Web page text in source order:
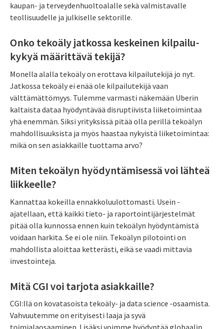
kaupan- ja terveydenhuoltoalalle sekä valmistavalle
teollisuudelle ja julkiselle sektorille.
Onko tekoäly jatkossa ­keskeinen kilpailu­
kykyä määrittävä tekijä?
Monella alalla tekoäly on erottava kilpailutekijä jo nyt.
Jatkossa tekoäly ei enää ole kilpailutekijä vaan
välttämättömyys. Tulemme varmasti näkemään Uberin
kaltaista dataa hyödyntävää disruptiivista liiketoimintaa
yhä enemmän. Siksi yrityksissä pitää olla perillä tekoälyn
mahdollisuuksista ja myös haastaa nykyistä liiketoimintaa:
mikä on sen asiakkaille tuottama arvo?
Miten tekoälyn hyödyntämisessä voi lähteä
liikkeelle?
Kannattaa kokeilla ennakkoluulottomasti. Usein ­
ajatellaan, että kaikki tieto- ja ­raportointijärjestelmät
pitää olla kunnossa ennen kuin tekoälyn hyödyntämistä
voidaan harkita. Se ei ole niin. Tekoälyn ­pilotointi on
mahdollista aloittaa ketterästi, eikä se ­vaadi mittavia
investointeja.
Mitä CGI voi tarjota asiakkaille?
CGI:llä on kovatasoista tekoäly- ja data science -osaamista.
Vahvuutemme on erityisesti laaja ja syvä